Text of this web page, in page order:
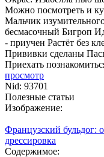
Можно посмотреть и
Мальчик
бесмасочный Бигроп
- приучен Растёт без
Прививки сделаны
Приехать
просмотр
Nid: 93701
Полезные статьи
Изображение:
Французский бульдог:
дрессировка
Содержимое: